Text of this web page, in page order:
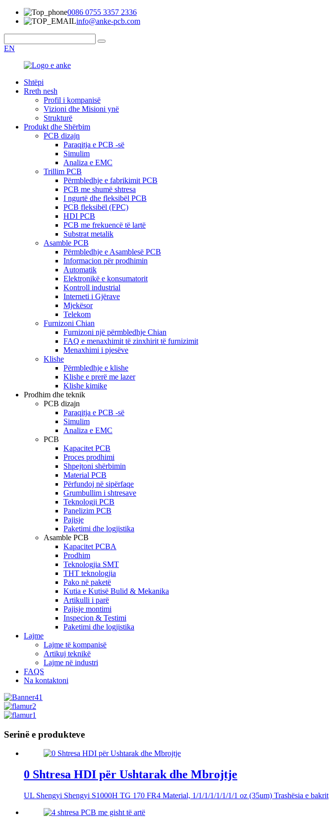
0086 0755 3357 2336
info@anke-pcb.com
EN
Shtëpi
Rreth nesh
Profil i kompanisë
Vizioni dhe Misioni ynë
Strukturë
Produkt dhe Shërbim
PCB dizajn
Paraqitja e PCB -së
Simulim
Analiza e EMC
Trillim PCB
Përmbledhje e fabrikimit PCB
PCB me shumë shtresa
I ngurtë dhe fleksibël PCB
PCB fleksibël (FPC)
HDI PCB
PCB me frekuencë të lartë
Substrat metalik
Asamble PCB
Përmbledhje e Asamblesë PCB
Informacion për prodhimin
Automatik
Elektronikë e konsumatorit
Kontroll industrial
Interneti i Gjërave
Mjekësor
Telekom
Furnizoni Chian
Furnizoni një përmbledhje Chian
FAQ e menaxhimit të zinxhirit të furnizimit
Menaxhimi i pjesëve
Klishe
Përmbledhje e klishe
Klishe e prerë me lazer
Klishe kimike
Prodhim dhe teknik
PCB dizajn
Paraqitja e PCB -së
Simulim
Analiza e EMC
PCB
Kapacitet PCB
Proces prodhimi
Shpejtoni shërbimin
Material PCB
Përfundoj në sipërfaqe
Grumbullim i shtresave
Teknologji PCB
Panelizim PCB
Pajisje
Paketimi dhe logjistika
Asamble PCB
Kapacitet PCBA
Prodhim
Teknologjia SMT
THT teknologjia
Pako në paketë
Kutia e Kutisë Bulid & Mekanika
Artikulli i parë
Pajisje montimi
Inspecion & Testimi
Paketimi dhe logjistika
Lajme
Lajme të kompanisë
Artikuj teknikë
Lajme në industri
FAQS
Na kontaktoni
Serinë e produkteve
0 Shtresa HDI për Ushtarak dhe Mbrojtje
UL Shengyi Shengyi S1000H TG 170 FR4 Material, 1/1/1/1/1/1/1/1 oz (35um) Trashësia e bakrit